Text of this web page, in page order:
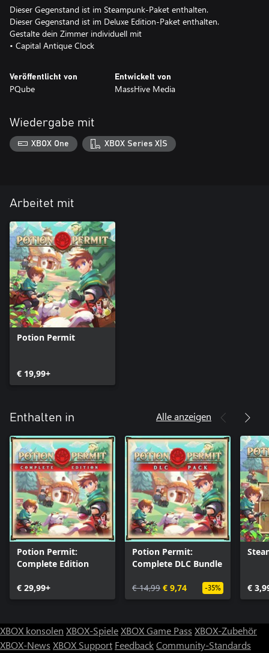
Dieser Gegenstand ist im Steampunk-Paket enthalten.
Dieser Gegenstand ist im Deluxe Edition-Paket enthalten.
Gestalte dein Zimmer individuell mit
• Capital Antique Clock
Veröffentlicht von
PQube
Entwickelt von
MassHive Media
Wiedergabe mit
XBOX One XBOX Series X|S
Arbeitet mit
Potion Permit
€ 19,99+
Enthalten in Alle anzeigen
Potion Permit:
Complete Edition
€ 29,99+
Potion Permit:
Complete DLC Bundle
€ 14,99 € 9,74 -35% €
XBOX konsolen XBOX-SpieleXBOX Game Pass XBOX-Zubehör
XBOX-News XBOX Support FeedbackCommunity-Standards